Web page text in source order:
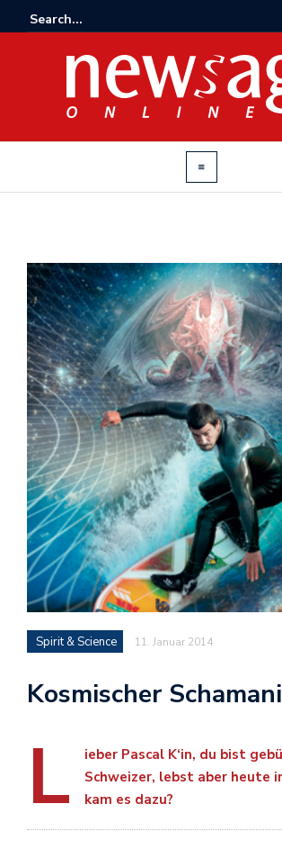
Spirit & Science 11. Januar 2014
Kosmischer
L
ieber Pascal K‘in, du bist
Schweizer, lebst aber heute
kam es dazu?